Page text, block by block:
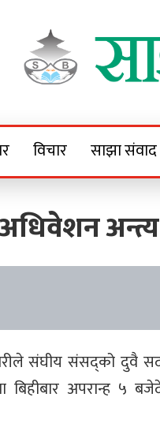
विचार साझा संवाद
अधिवेशन अन्त्य
संघीय संसद्को
बिहीबार अपरान्ह